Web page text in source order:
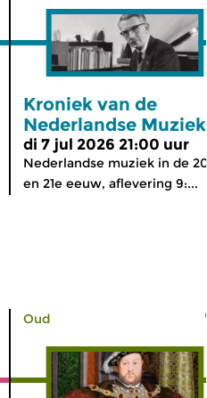
Kroniek van de
Nederlandse Muziek
di 7 jul 2026 21:00 uur
Nederlandse muziek in de
en 21e eeuw, aflevering 9:...
Oud